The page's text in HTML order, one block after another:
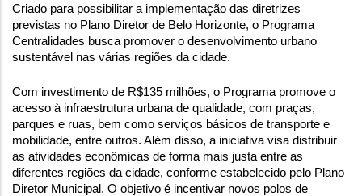
Criado para possibilitar a implementação das diretrizes
previstas no Plano Diretor de Belo Horizonte, o Programa
Centralidades busca promover o desenvolvimento urbano
sustentável nas várias regiões da cidade.
Com investimento de R$135 milhões, o Programa promove o
acesso à infraestrutura urbana de qualidade, com praças,
parques e ruas, bem como serviços básicos de transporte e
mobilidade, entre outros. Além disso, a iniciativa visa distribuir
as atividades econômicas de forma mais justa entre as
diferentes regiões da cidade, conforme estabelecido pelo Plano
Diretor Municipal. O objetivo é incentivar novos polos de